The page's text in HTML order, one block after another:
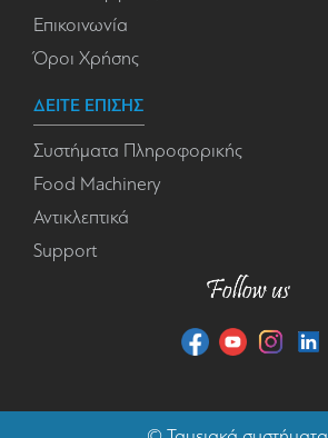
Επικοινωνία
Όροι Χρήσης
ΔΕΙΤΕ ΕΠΙΣΗΣ
Συστήματα Πληροφορικής
Food Machinery
Αντικλεπτικά
Support